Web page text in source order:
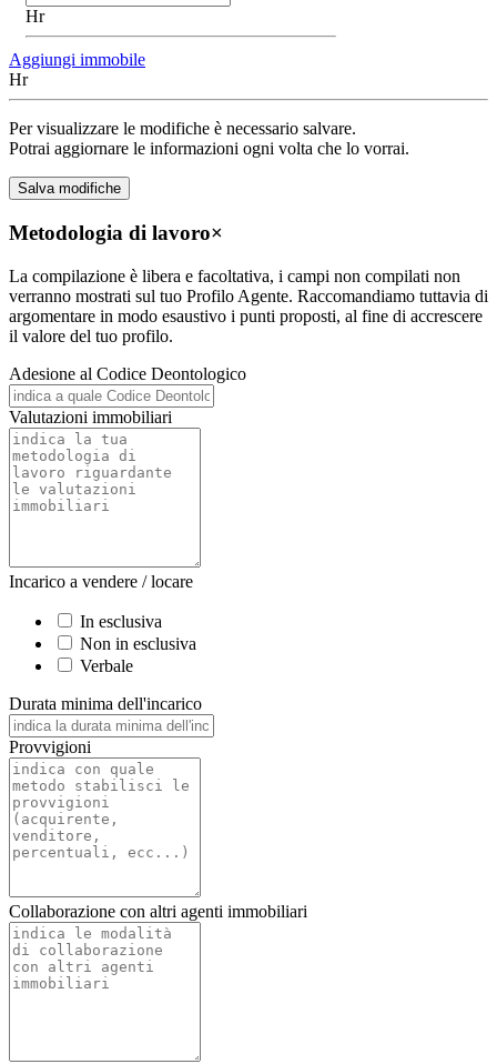
Hr
Aggiungi immobile
Hr
Per visualizzare le modifiche è necessario salvare.
Potrai aggiornare le informazioni ogni volta che lo vorrai.
Metodologia di lavoro×
La compilazione è libera e facoltativa, i campi non compilati non
verranno mostrati sul tuo Profilo Agente. Raccomandiamo tuttavia di
argomentare in modo esaustivo i punti proposti, al fine di accrescere
il valore del tuo profilo.
Adesione al Codice Deontologico
Valutazioni immobiliari
Incarico a vendere / locare
In esclusiva
Non in esclusiva
Verbale
Durata minima dell'incarico
Provvigioni
Collaborazione con altri agenti immobiliari